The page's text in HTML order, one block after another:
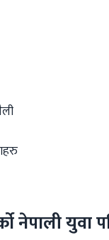
नेपाली युवा